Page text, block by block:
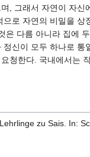
, 그래서 자연이 자
으로 자연의 비밀을 상
은 다름 아니라 집에
정신이 모두 하나로
청한다. 국내에서는
zu Sais. In: